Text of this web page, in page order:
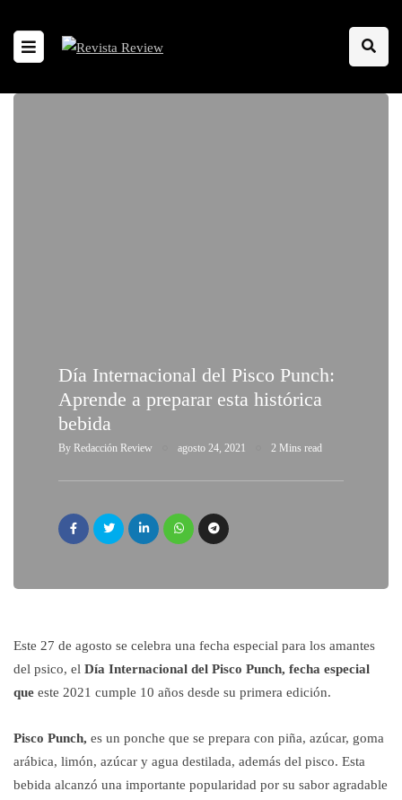
Día Internacional del Pisco Punch:
Aprende a preparar esta histórica
bebida
By Redacción Review agosto 24, 2021 2 Mins read
Este 27 de agosto se celebra una fecha especial para los amantes
del psico, el Día Internacional del Pisco Punch, fecha especial
que este 2021 cumple 10 años desde su primera edición.
Pisco Punch, es un ponche que se prepara con piña, azúcar, goma
arábica, limón, azúcar y agua destilada, además del pisco. Esta
bebida alcanzó una importante popularidad por su sabor agradable